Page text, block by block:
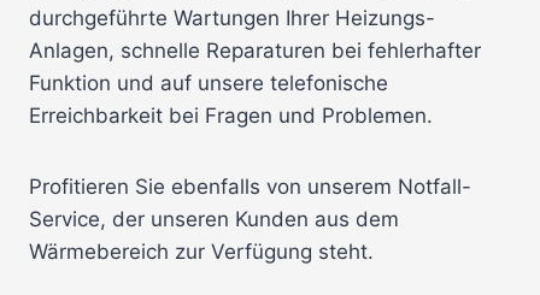
durchgeführte Wartungen Ihrer Heizungs-
Anlagen, schnelle Reparaturen bei fehlerhafter
Funktion und auf unsere telefonische
Erreichbarkeit bei Fragen und Problemen.
Profitieren Sie ebenfalls von unserem Notfall-
Service, der unseren Kunden aus dem
Wärmebereich zur Verfügung steht.